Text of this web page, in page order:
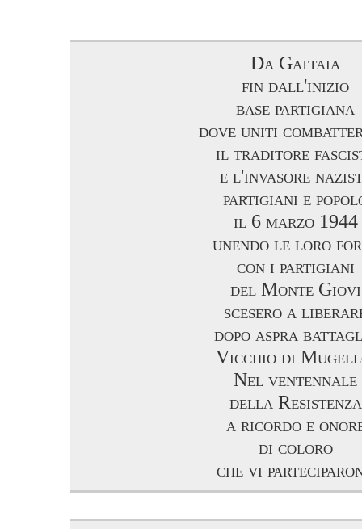
Da Gattaia
fin dall'inizio
base partigiana
dove uniti
il traditore
e l'invasore
partigiani e
il 6 marzo 1944
unendo le loro
con i partigiani
del Monte Giovi
scesero a
dopo aspra
Vicchio di
Nel ventennale
della Resistenza
a ricordo e
di coloro
che vi